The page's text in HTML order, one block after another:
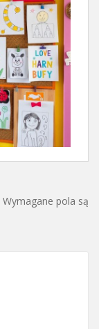
Wymagane pola są